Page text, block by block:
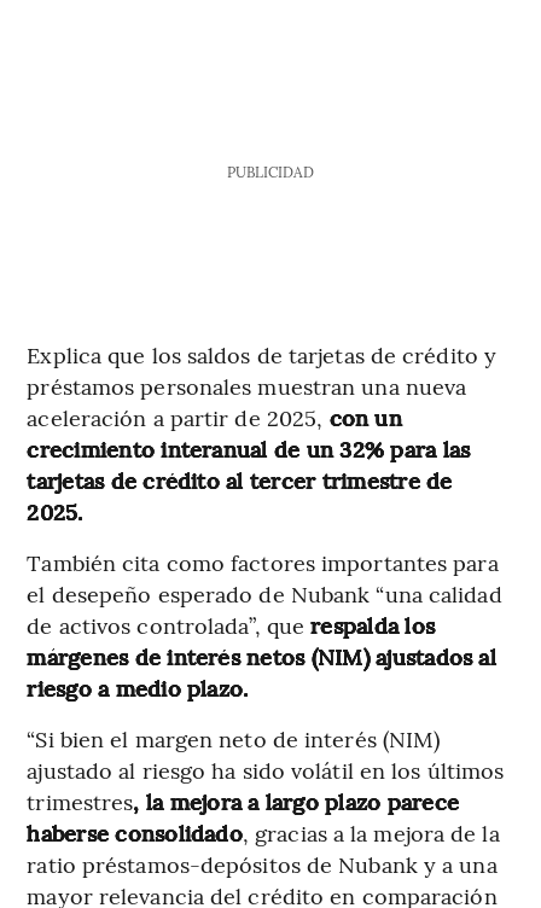
PUBLICIDAD
Explica que los saldos de tarjetas de crédito y
préstamos personales muestran una nueva
aceleración a partir de 2025, con un
crecimiento interanual de un 32% para las
tarjetas de crédito al tercer trimestre de
2025.
También cita como factores importantes para
el desepeño esperado de Nubank “una calidad
de activos controlada”, querespalda los
márgenes de interés netos (NIM) ajustados al
riesgo a medio plazo.
“Si bien el margen neto de interés (NIM)
ajustado al riesgo ha sido volátil en los últimos
trimestres, la mejora a largo plazo parece
haberse consolidado, gracias a la mejora de la
ratio préstamos-depósitos de Nubank y a una
mayor relevancia del crédito en comparación